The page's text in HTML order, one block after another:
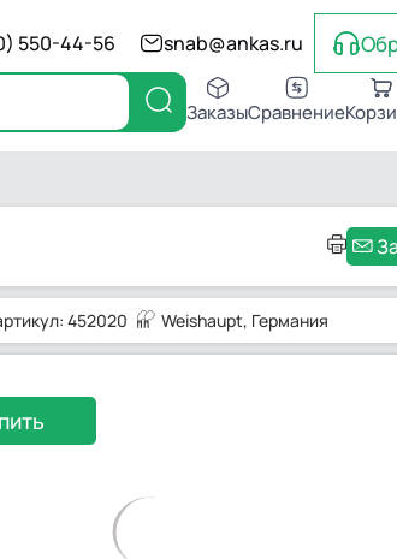
550-44-56 snab@ankas.ru
ЗаказыСравнение
452020 Weishaupt, Германия